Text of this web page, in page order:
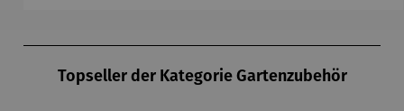
Topseller der Kategorie Gartenzubehör